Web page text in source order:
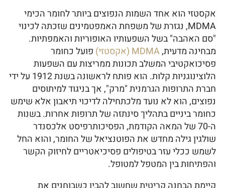
אקסטזי הוא אחד השמות הנפוצים ביותר לחומר הכימי
MDMA, נגזרת של משפחת האמפטמינים שזכתה לכינוי
"סם האהבה" בשל השפעותיו האופוריות והאמפתיות.
מבחינה מדעית,MDMA (אקסטזי)
פועל כחומר
פסיכואקטיבי המשלב תכונות ממריצות עם השפעות
הלוצינוגניות קלות. הוא פותח לראשונה בשנת 1912 על ידי
חברת התרופות הגרמנית "מרק", אך בניגוד למיתוסים
נפוצים, הוא לא נועד מלכתחילה לדיכוי תיאבון אלא שימש
כחומר ביניים בתהליך סינתזה של תרופות אחרות. בשנות
ה-70 של המאה הקודמת, הפסיכותרפיסט אלכסנדר
שולגין גילה מחדש את הפוטנציאל של החומר, והוא החל
לשמש ככלי עזר בטיפולים פסיכיאטריים לחיזוק הקשר
והפתיחות בין המטפל למטופל.